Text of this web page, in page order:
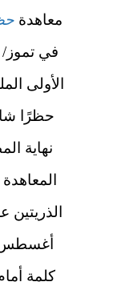
معاهدة
الأولى
حظرًا
نهاية
كلمة